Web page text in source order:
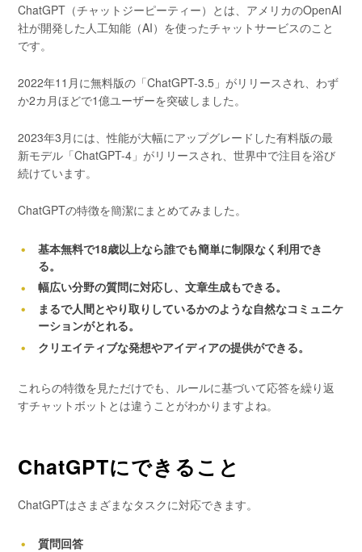
ChatGPT（チャットジーピーティー）とは、アメリカのOpenAI
社が開発した人工知能（AI）を使ったチャットサービスのこと
です。
2022年11月に無料版の「ChatGPT-3.5」がリリースされ、わず
か2カ月ほどで1億ユーザーを突破しました。
2023年3月には、性能が大幅にアップグレードした有料版の最
新モデル「ChatGPT-4」がリリースされ、世界中で注目を浴び
続けています。
ChatGPTの特徴を簡潔にまとめてみました。
基本無料で18歳以上なら誰でも簡単に制限なく利用でき
る。
幅広い分野の質問に対応し、文章生成もできる。
まるで人間とやり取りしているかのような自然なコミュニケ
ーションがとれる。
クリエイティブな発想やアイディアの提供ができる。
これらの特徴を見ただけでも、ルールに基づいて応答を繰り返
すチャットボットとは違うことがわかりますよね。
ChatGPTにできること
ChatGPTはさまざまなタスクに対応できます。
質問回答